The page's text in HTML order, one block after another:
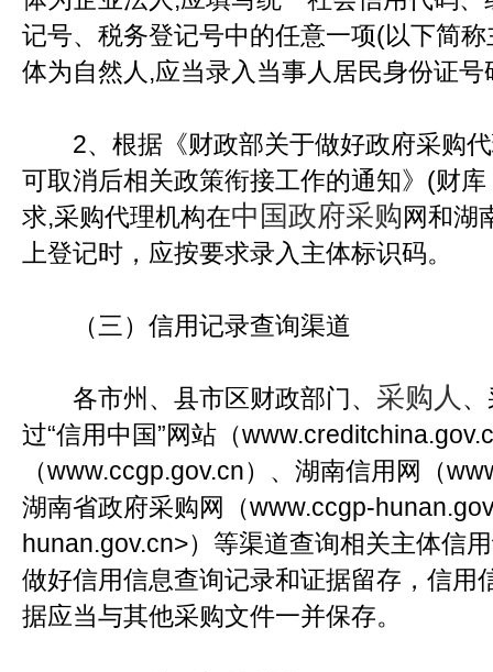
记号、税务登记号中的任意一项(以下简
体为自然人,应当录入当事人居民身份证号
2、根据《财政部关于做好政府采购代
可取消后相关政策衔接工作的通知》(财
求,采购代理机构在中国政府采购网和湖
上登记时，应按要求录入主体标识码。
（三）信用记录查询渠道
各市州、县市区财政部门、 采购人
过“信用中国”网站（
（www.ccgp.gov.cn）、湖南信用网（
湖南省政府采购网（www.ccgp-
hunan.gov.cn>）等渠道查询相关主体信
做好信用信息查询记录和证据留存，信用
据应当与其他采购文件一并保存。